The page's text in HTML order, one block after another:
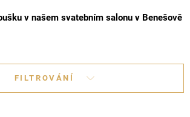
v našem svatebním salonu v Benešově
FILTROVÁNÍ